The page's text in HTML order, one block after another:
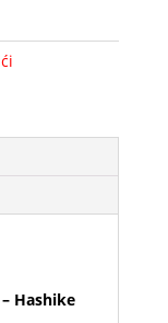
Hashike